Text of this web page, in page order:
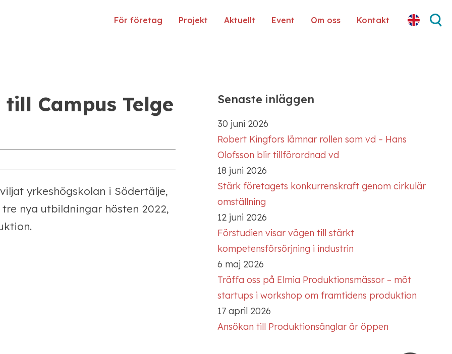
För företag Projekt Aktuellt Event Om oss Kontakt
Campus Telge
yrkeshögskolan i Södertälje,
nya utbildningar hösten 2022,
Senaste inläggen
30 juni 2026
Robert Kingfors lämnar rollen som vd – Hans
Olofsson blir tillförordnad vd
18 juni 2026
Stärk företagets konkurrenskraft genom cirkulär
omställning
12 juni 2026
Förstudien visar vägen till stärkt
kompetensförsörjning i industrin
6 maj 2026
Träffa oss på Elmia Produktionsmässor – möt
startups i workshop om framtidens produktion
17 april 2026
Ansökan till Produktionsänglar är öppen